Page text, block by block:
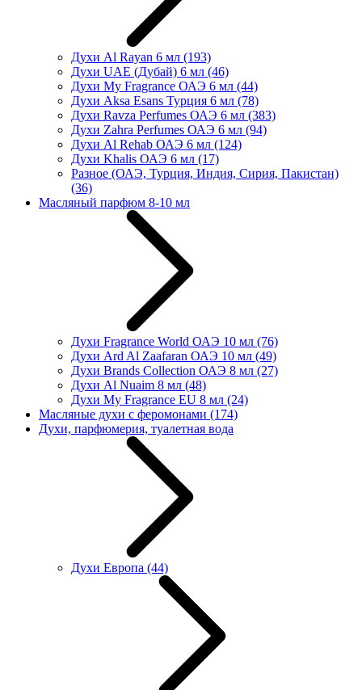
Духи Al Rayan 6 мл (193)
Духи UAE (Дубай) 6 мл (46)
Духи My Fragrance ОАЭ 6 мл (44)
Духи Aksa Esans Турция 6 мл (78)
Духи Ravza Perfumes ОАЭ 6 мл (383)
Духи Zahra Perfumes ОАЭ 6 мл (94)
Духи Al Rehab ОАЭ 6 мл (124)
Духи Khalis ОАЭ 6 мл (17)
Разное (ОАЭ, Турция, Индия, Сирия, Пакистан)
(36)
Масляный парфюм 8-10 мл
Духи Fragrance World ОАЭ 10 мл (76)
Духи Ard Al Zaafaran ОАЭ 10 мл (49)
Духи Brands Collection ОАЭ 8 мл (27)
Духи Al Nuaim 8 мл (48)
Духи My Fragrance EU 8 мл (24)
Масляные духи с феромонами (174)
Духи, парфюмерия, туалетная вода
Духи Европа (44)